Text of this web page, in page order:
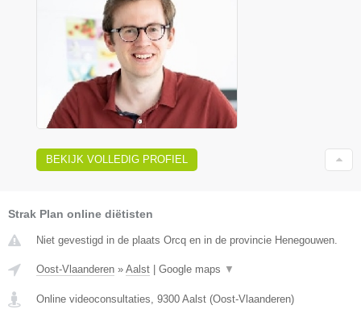
BEKIJK VOLLEDIG PROFIEL
Strak Plan online diëtisten
Niet gevestigd in de plaats Orcq en in de provincie Henegouwen.
Oost-Vlaanderen » Aalst Google maps ▼
Online videoconsultaties, 9300 Aalst (Oost-Vlaanderen)